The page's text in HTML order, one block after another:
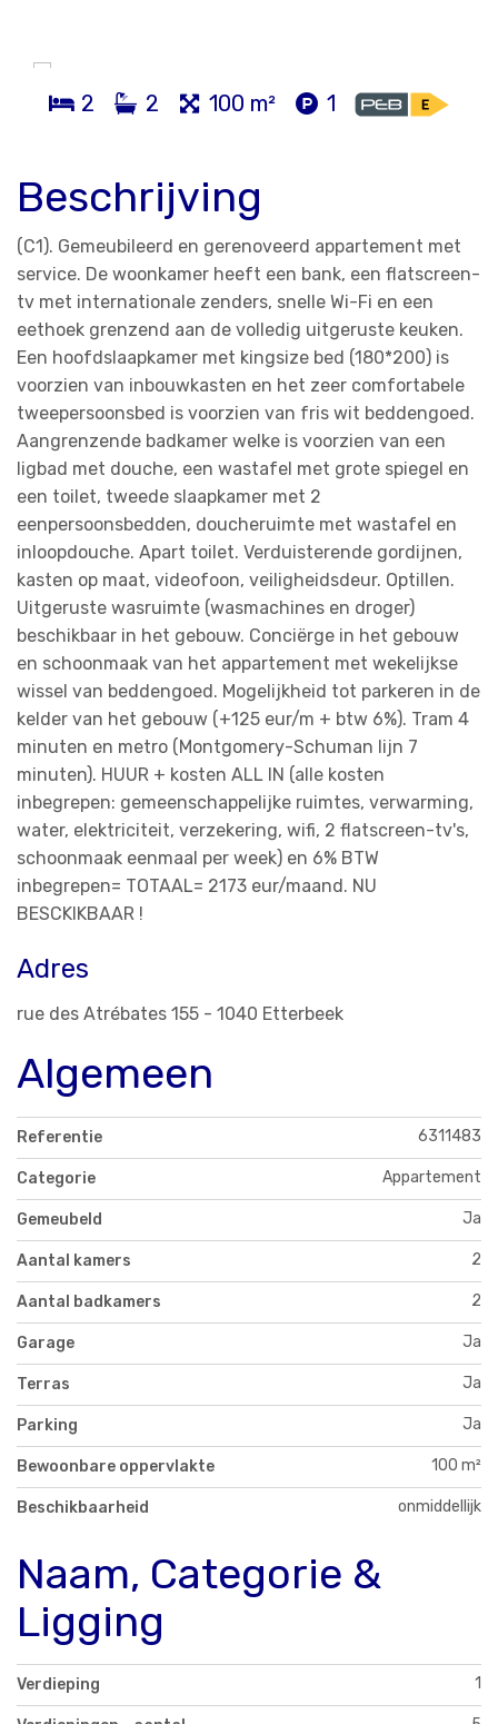
2 2 100 m² 1
Beschrijving
(C1). Gemeubileerd en gerenoveerd appartement met
service. De woonkamer heeft een bank, een flatscreen-
tv met internationale zenders, snelle Wi-Fi en een
eethoek grenzend aan de volledig uitgeruste keuken.
Een hoofdslaapkamer met kingsize bed (180*200) is
voorzien van inbouwkasten en het zeer comfortabele
tweepersoonsbed is voorzien van fris wit beddengoed.
Aangrenzende badkamer welke is voorzien van een
ligbad met douche, een wastafel met grote spiegel en
een toilet, tweede slaapkamer met 2
eenpersoonsbedden, doucheruimte met wastafel en
inloopdouche. Apart toilet. Verduisterende gordijnen,
kasten op maat, videofoon, veiligheidsdeur. Optillen.
Uitgeruste wasruimte (wasmachines en droger)
beschikbaar in het gebouw. Conciërge in het gebouw
en schoonmaak van het appartement met wekelijkse
wissel van beddengoed. Mogelijkheid tot parkeren in de
kelder van het gebouw (+125 eur/m + btw 6%). Tram 4
minuten en metro (Montgomery-Schuman lijn 7
minuten). HUUR + kosten ALL IN (alle kosten
inbegrepen: gemeenschappelijke ruimtes, verwarming,
water, elektriciteit, verzekering, wifi, 2 flatscreen-tv's,
schoonmaak eenmaal per week) en 6% BTW
inbegrepen= TOTAAL= 2173 eur/maand. NU
BESCKIKBAAR !
Adres
rue des Atrébates 155 - 1040 Etterbeek
Algemeen
Referentie 6311483
Categorie Appartement
Gemeubeld Ja
Aantal kamers 2
Aantal badkamers 2
Garage Ja
Terras Ja
Parking Ja
Bewoonbare oppervlakte 100 m²
Beschikbaarheid onmiddellijk
Naam, Categorie &
Ligging
Verdieping 1